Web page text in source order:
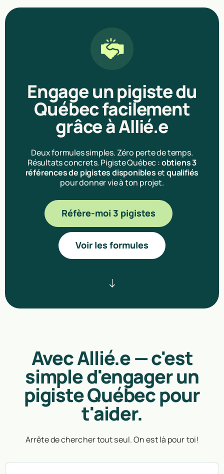
Engage un pigiste du
Québec facilement
grâce à Allié.e
Deux formules simples. Zéro perte de temps.
Résultats concrets. Pigiste Québec :obtiens 3
références de pigistes disponiblesetqualifiés
pour donner vie à ton projet.
Réfère-moi 3 pigistes
Voir les formules
Avec Allié.e — c'est
simple d'engager un
pigiste Québec pour
t'aider.
Arrête de chercher tout seul. On est là pour toi!